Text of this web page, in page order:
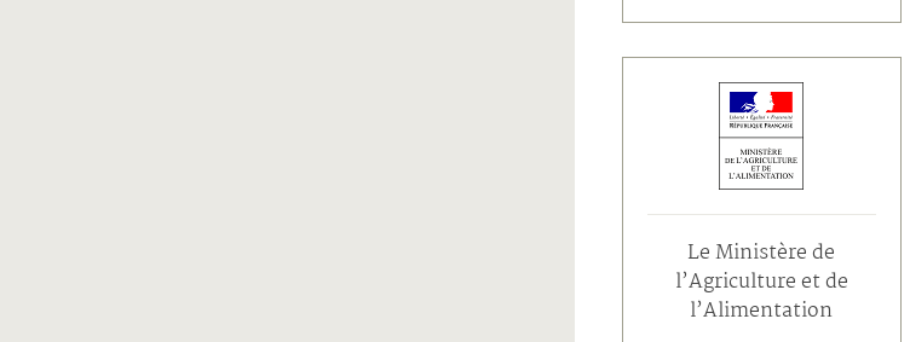
Le Ministère de
l’Agriculture et de
l’Alimentation